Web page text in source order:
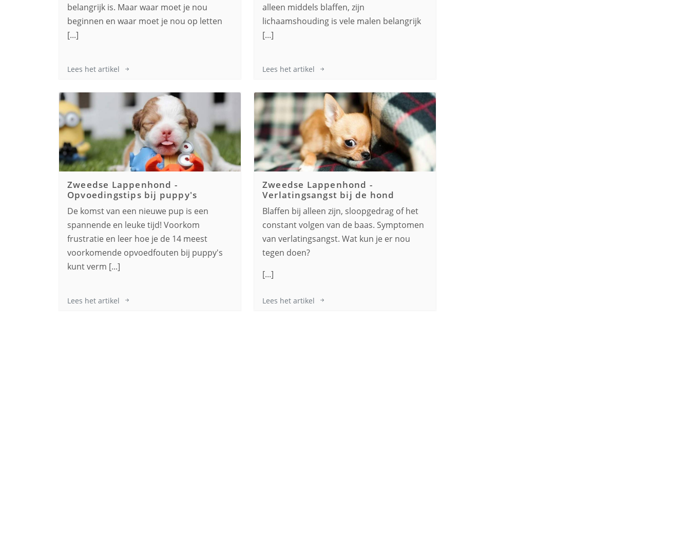
belangrijk is. Maar waar moet je nou
beginnen en waar moet je nou op letten
[...]
Lees het artikel
alleen middels blaffen, zijn
lichaamshouding is vele malen belangrijk
[...]
Lees het artikel
Zweedse Lappenhond -
Opvoedingstips bij puppy's
De komst van een nieuwe pup is een
spannende en leuke tijd! Voorkom
frustratie en leer hoe je de 14 meest
voorkomende opvoedfouten bij puppy's
kunt verm [...]
Lees het artikel
Zweedse Lappenhond -
Verlatingsangst bij de hond
Blaffen bij alleen zijn, sloopgedrag of het
constant volgen van de baas. Symptomen
van verlatingsangst. Wat kun je er nou
tegen doen?
[...]
Lees het artikel